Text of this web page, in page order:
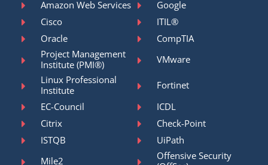
Amazon Web Services
Google
Cisco
ITIL®
Oracle
CompTIA
Project Management
Institute (PMI®)
VMware
Linux Professional
Institute
Fortinet
EC-Council
ICDL
Citrix
Check-Point
ISTQB
UiPath
Mile2
Offensive Security